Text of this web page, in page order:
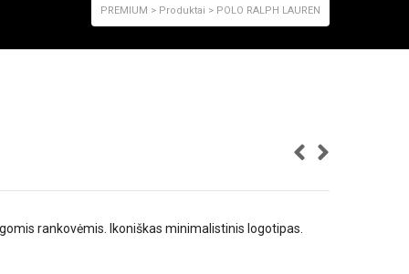
PREMIUM > Produktai > POLO RALPH LAUREN
rankovėmis. Ikoniškas minimalistinis logotipas.